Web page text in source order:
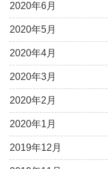
2020年6月
2020年5月
2020年4月
2020年3月
2020年2月
2020年1月
2019年12月